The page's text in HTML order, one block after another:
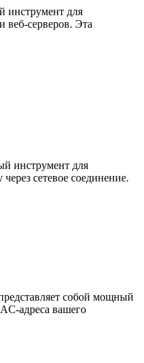
инструмент для
веб-серверов. Эта
инструмент для
сетевое соединение.
собой мощный
адреса вашего